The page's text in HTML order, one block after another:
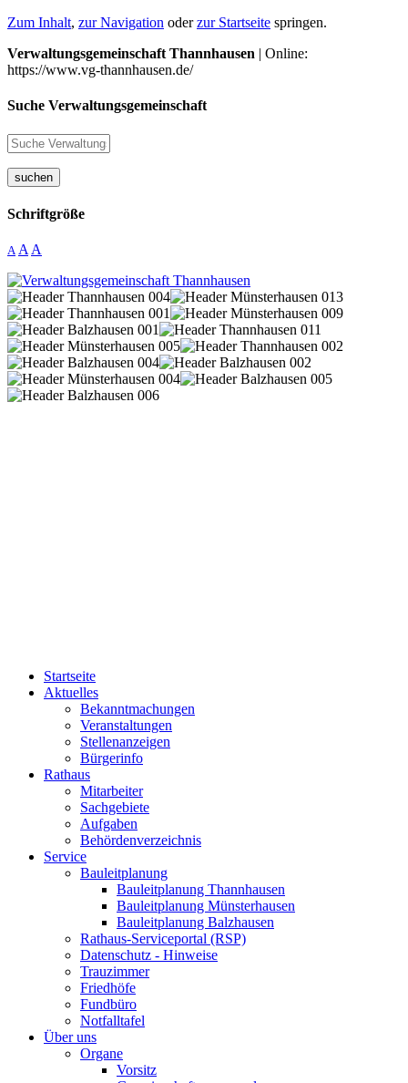
Zum Inhalt, zur Navigation oderzur Startseite springen.
Verwaltungsgemeinschaft Thannhausen | Online:
https://www.vg-thannhausen.de/
Suche Verwaltungsgemeinschaft
suchen
Schriftgröße
A A A
Startseite
Aktuelles
Bekanntmachungen
Veranstaltungen
Stellenanzeigen
Bürgerinfo
Rathaus
Mitarbeiter
Sachgebiete
Aufgaben
Behördenverzeichnis
Service
Bauleitplanung
Bauleitplanung Thannhausen
Bauleitplanung Münsterhausen
Bauleitplanung Balzhausen
Rathaus-Serviceportal (RSP)
Datenschutz - Hinweise
Trauzimmer
Friedhöfe
Fundbüro
Notfalltafel
Über uns
Organe
Vorsitz